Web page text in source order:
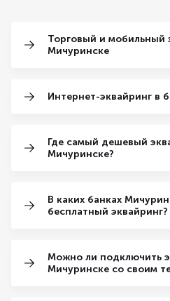
Торговый и мобильный
Мичуринске
Интернет-эквайринг в
Где самый дешевый
Мичуринске?
В каких банках
бесплатный эквайринг?
Можно ли подключить
Мичуринске со своим